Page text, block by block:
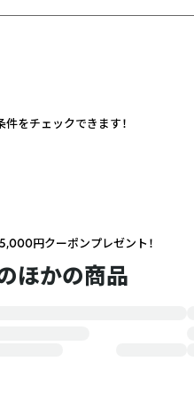
ほかの商品
件をチェックできます！
円クーポンプレゼント！